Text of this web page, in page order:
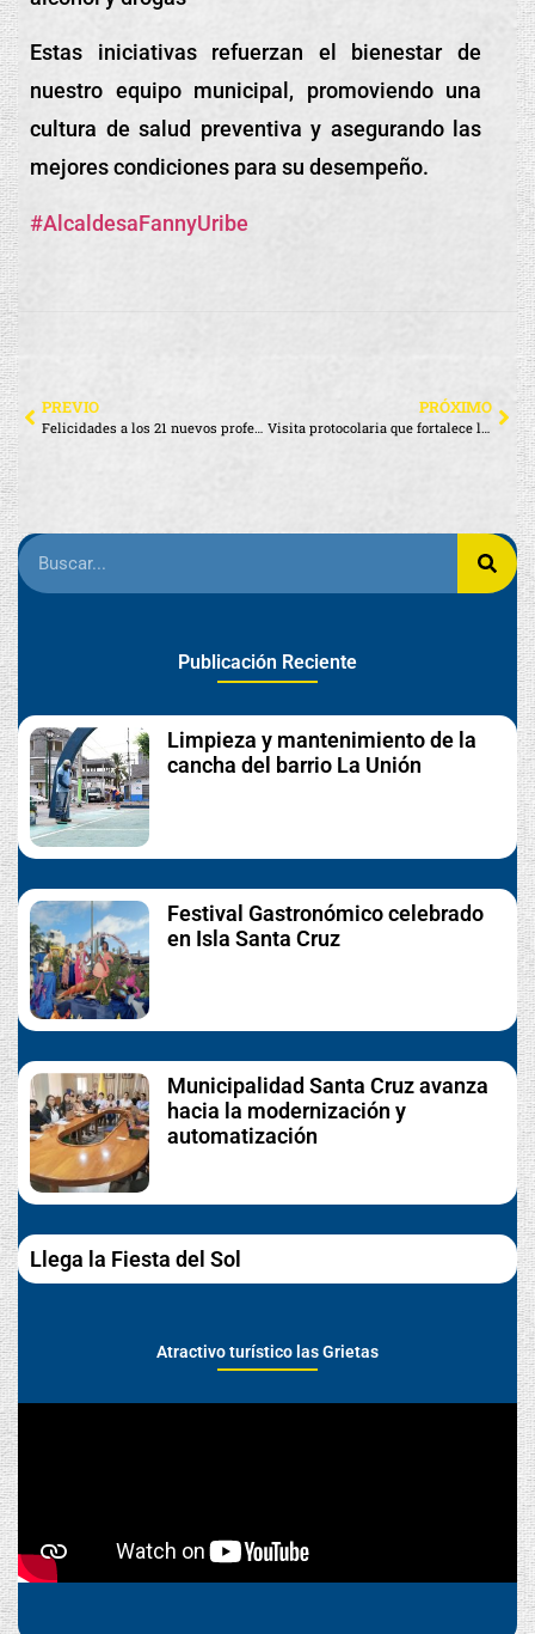
Estas iniciativas refuerzan el bienestar de
nuestro equipo municipal, promoviendo una
cultura de salud preventiva y asegurando las
mejores condiciones para su desempeño.
#AlcaldesaFannyUribe
PREVIO
Felicidades a los 21 nuevos profesionales de Santa Cruz: Magíster Tecnológicos, Tecnólogos y Técnicos del Instituto Tecnológico Universitario Rumiñahui
PRÓXIMO
Visita protocolaria que fortalece lazos culturales entre Cumbe y Santa Cruz
Publicación Reciente
Limpieza y mantenimiento de la
cancha del barrio La Unión
Festival Gastronómico celebrado
en Isla Santa Cruz
Municipalidad Santa Cruz avanza
hacia la modernización y
automatización
Llega la Fiesta del Sol
Atractivo turístico las Grietas